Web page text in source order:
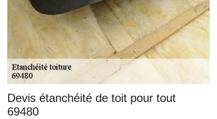
Devis étanchéité de toit pour tout
69480